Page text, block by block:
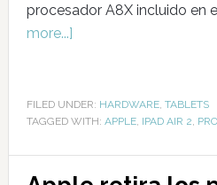
procesador A8X incluido en
more...]
FILED UNDER: HARDWARE, TABLETS
TAGGED WITH: APPLE, IPAD AIR 2,